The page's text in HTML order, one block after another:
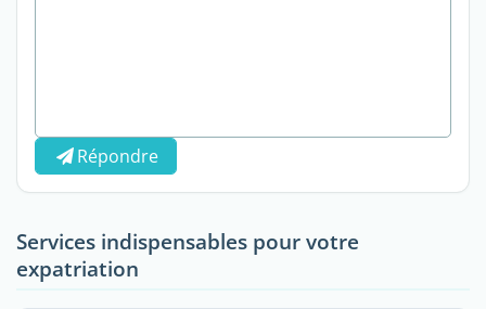
Répondre
Services indispensables pour votre
expatriation